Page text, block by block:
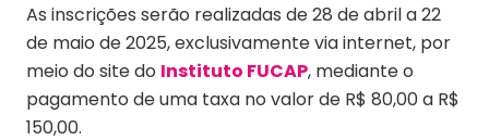
As inscrições serão realizadas de 28 de abril a 22
de maio de 2025, exclusivamente via internet, por
meio do site do Instituto FUCAP, mediante o
pagamento de uma taxa no valor de R$ 80,00 a R$
150,00.